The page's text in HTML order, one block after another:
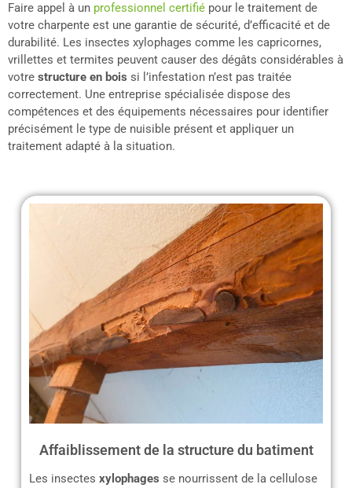
Faire appel à un professionnel certifié pour le traitement de
votre charpente est une garantie de sécurité, d’efficacité et de
durabilité. Les insectes xylophages comme les capricornes,
vrillettes et termites peuvent causer des dégâts considérables à
votre structure en bois si l’infestation n’est pas traitée
correctement. Une entreprise spécialisée dispose des
compétences et des équipements nécessaires pour identifier
précisément le type de nuisible présent et appliquer un
traitement adapté à la situation.
Affaiblissement de la structure du batiment
Les insectes xylophages se nourrissent de la cellulose